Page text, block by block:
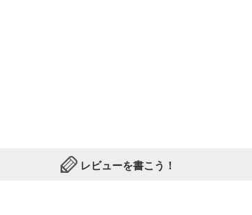
レビューを書こう！